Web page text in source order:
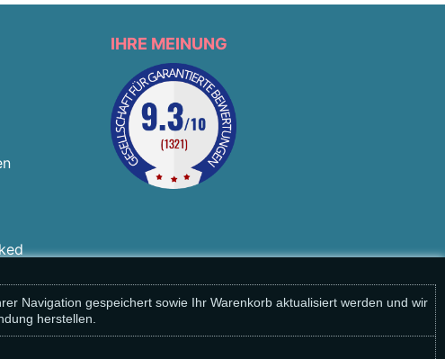
Navigation gespeichert sowie Ihr Warenkorb aktualisiert werden und wir
herstellen.
IHRE MEINUNG